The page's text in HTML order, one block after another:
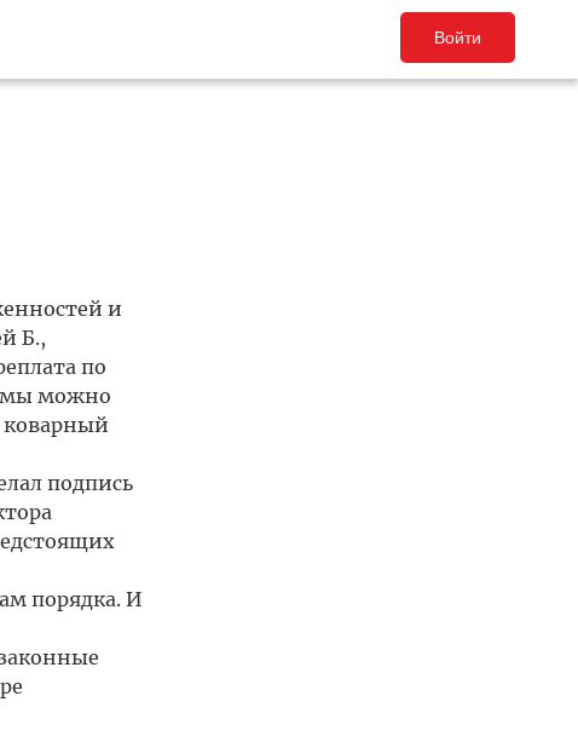
Войти
и
Б.,
по
можно
коварный
подпись
порядка. И